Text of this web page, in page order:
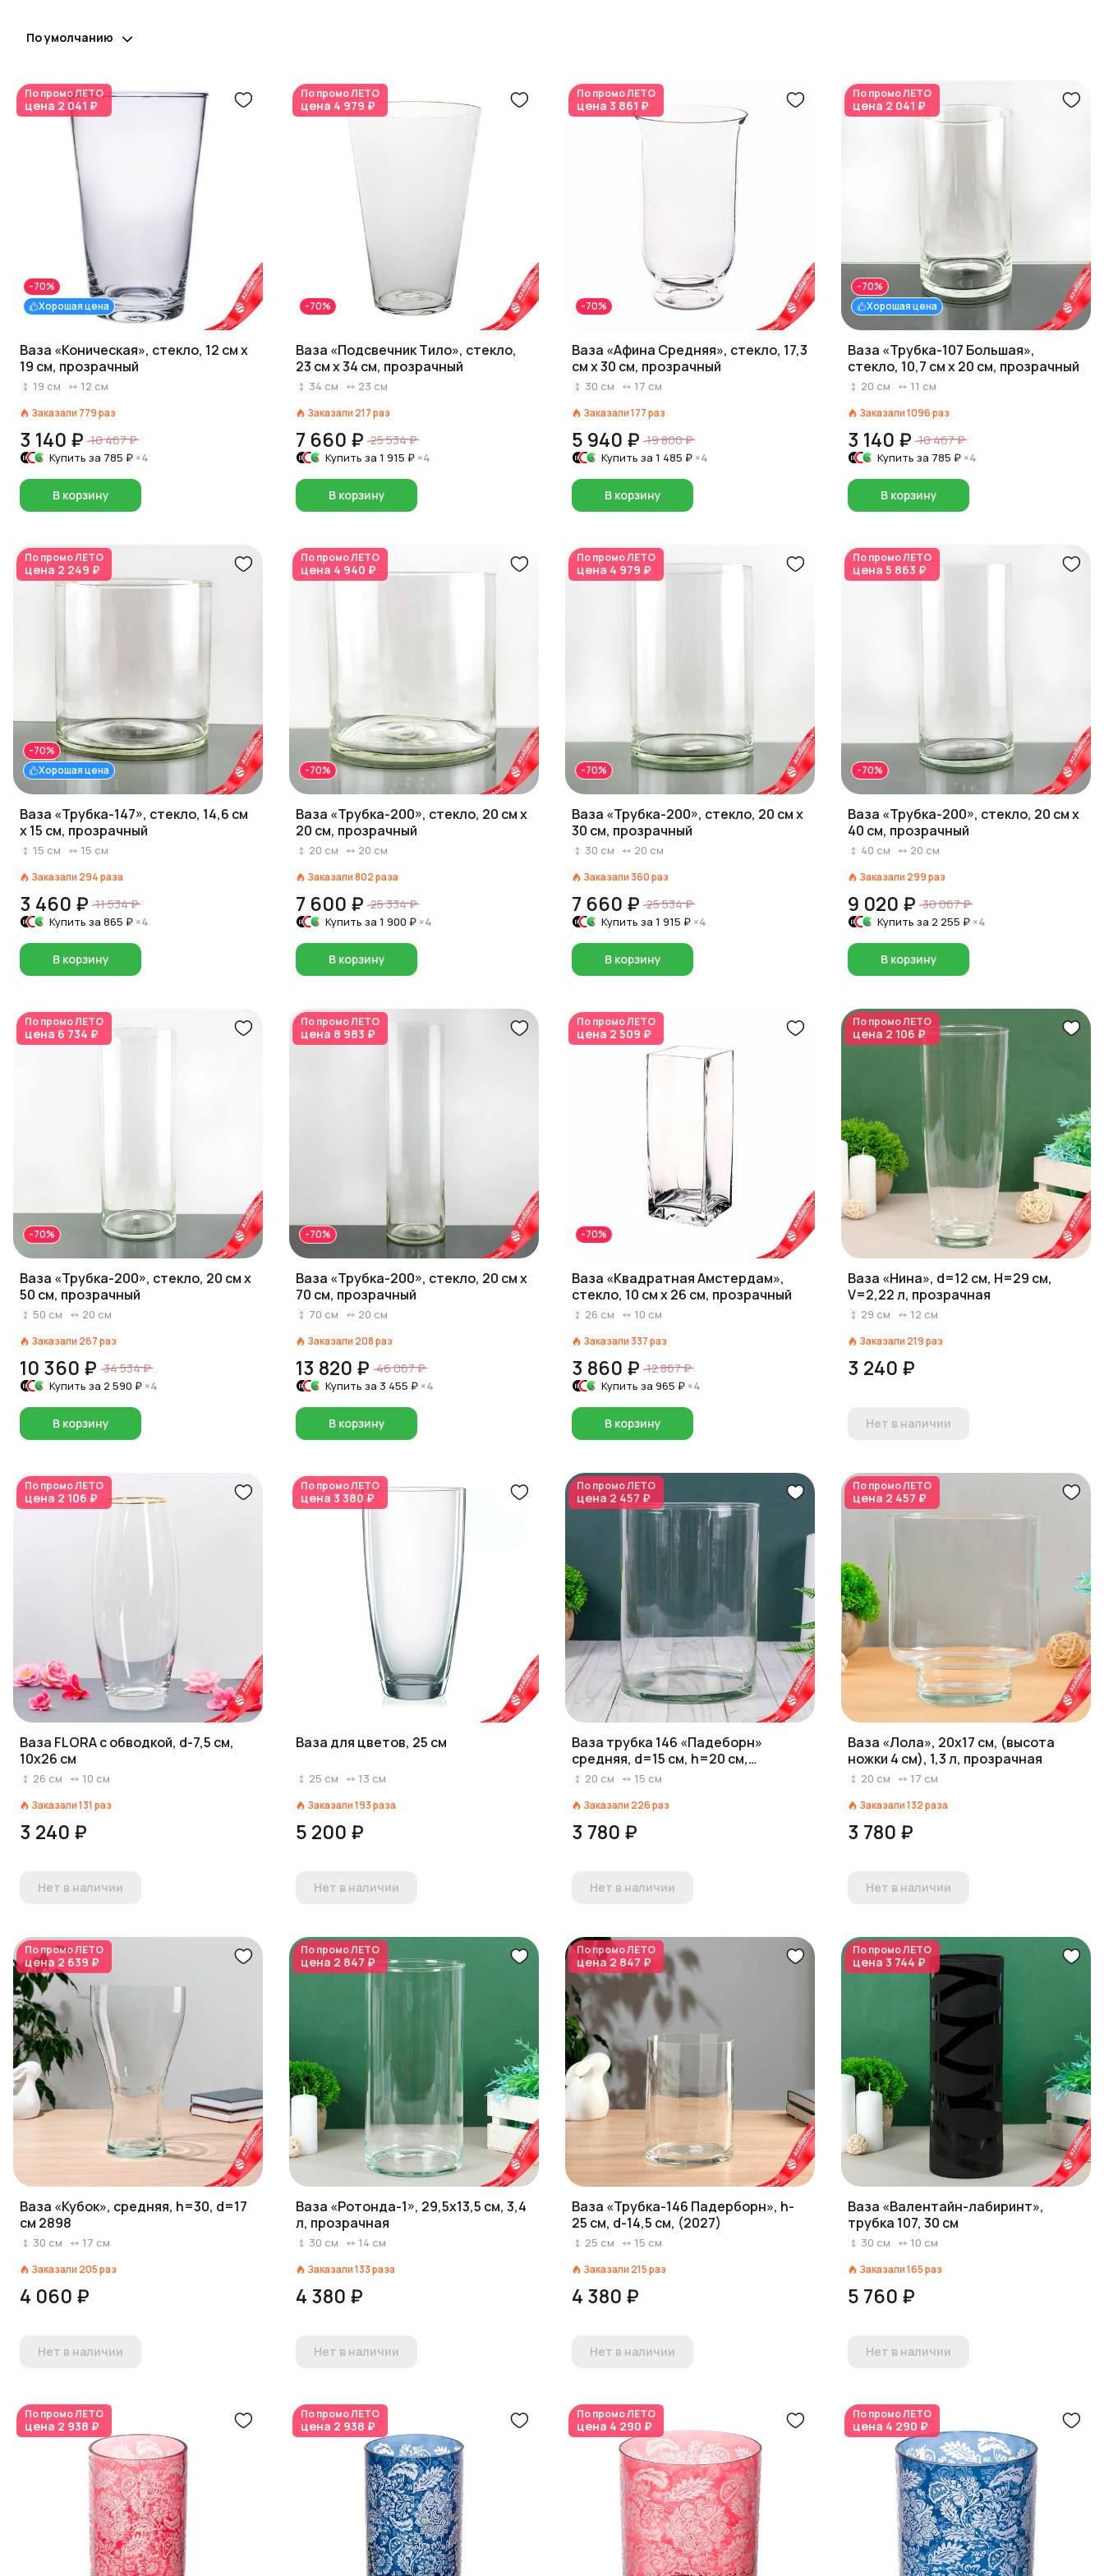
По умолчанию
По промоЛЕТО
цена 2 041 ₽
Хорошая цена
-70%
Ваза «Коническая», стекло, 12 см x
19 см, прозрачный
19 см 12 см
Заказали 779раз
3 140 ₽ 10 467 ₽
Купить за 785 ₽ ×4
В корзину
По промоЛЕТО
цена 4 979 ₽
-70%
Ваза «Подсвечник Тило», стекло,
23 см x 34 см, прозрачный
34 см 23 см
Заказали 217раз
7 660 ₽ 25 534 ₽
Купить за 1 915 ₽ ×4
В корзину
По промоЛЕТО
цена 3 861 ₽
-70%
Ваза «Афина Средняя», стекло, 17,3
см x 30 см, прозрачный
30 см 17 см
Заказали177раз
5 940 ₽ 19 800 ₽
Купить за 1 485 ₽ ×4
В корзину
По промоЛЕТО
цена 2 041 ₽
Хорошая цена
-70%
Ваза «Трубка-107 Большая»,
стекло, 10,7 см x 20 см, прозрачный
20 см 11 см
Заказали1096раз
3 140 ₽ 10 467 ₽
Купить за 785 ₽ ×4
В корзину
По промоЛЕТО
цена 2 249 ₽
Хорошая цена
-70%
Ваза «Трубка-147», стекло, 14,6 см
x 15 см, прозрачный
15 см 15 см
Заказали 294раза
3 460 ₽ 11 534 ₽
Купить за 865 ₽ ×4
В корзину
По промоЛЕТО
цена 4 940 ₽
-70%
Ваза «Трубка-200», стекло, 20 см x
20 см, прозрачный
20 см 20 см
Заказали802раза
7 600 ₽ 25 334 ₽
Купить за 1 900 ₽ ×4
В корзину
По промоЛЕТО
цена 4 979 ₽
-70%
Ваза «Трубка-200», стекло, 20 см x
30 см, прозрачный
30 см 20 см
Заказали 360раз
7 660 ₽ 25 534 ₽
Купить за 1 915 ₽ ×4
В корзину
По промоЛЕТО
цена 5 863 ₽
-70%
Ваза «Трубка-200», стекло, 20 см x
40 см, прозрачный
40 см 20 см
Заказали 299раз
9 020 ₽ 30 067 ₽
Купить за 2 255 ₽ ×4
В корзину
По промоЛЕТО
цена 6 734 ₽
-70%
Ваза «Трубка-200», стекло, 20 см x
50 см, прозрачный
50 см 20 см
Заказали 267раз
10 360 ₽ 34 534 ₽
Купить за 2 590 ₽ ×4
В корзину
По промоЛЕТО
цена 8 983 ₽
-70%
Ваза «Трубка-200», стекло, 20 см x
70 см, прозрачный
70 см 20 см
Заказали 208раз
13 820 ₽ 46 067 ₽
Купить за 3 455 ₽ ×4
В корзину
По промоЛЕТО
цена 2 509 ₽
-70%
Ваза «Квадратная Амстердам»,
стекло, 10 см x 26 см, прозрачный
26 см 10 см
Заказали 337раз
3 860 ₽ 12 867 ₽
Купить за 965 ₽ ×4
В корзину
По промоЛЕТО
цена 2 106 ₽
Ваза «Нина», d=12 см, H=29 см,
V=2,22 л, прозрачная
29 см 12 см
Заказали 219раз
3 240 ₽
Нет в наличии
По промоЛЕТО
цена 2 106 ₽
Ваза FLORA с обводкой, d-7,5 см,
10х26 см
26 см 10 см
Заказали131 раз
3 240 ₽
Нет в наличии
По промоЛЕТО
цена 3 380 ₽
Ваза для цветов, 25 см
25 см 13 см
Заказали193раза
5 200 ₽
Нет в наличии
По промоЛЕТО
цена 2 457 ₽
Ваза трубка 146 «Падеборн»
средняя, d=15 см, h=20 см,
прозрачная
20 см 15 см
Заказали 226раз
3 780 ₽
Нет в наличии
По промоЛЕТО
цена 2 457 ₽
Ваза «Лола», 20х17 см, (высота
ножки 4 см), 1,3 л, прозрачная
20 см 17 см
Заказали132раза
3 780 ₽
Нет в наличии
По промоЛЕТО
цена 2 639 ₽
Ваза «Кубок», средняя, h=30, d=17
см 2898
30 см 17 см
Заказали 205раз
4 060 ₽
Нет в наличии
По промоЛЕТО
цена 2 847 ₽
Ваза «Ротонда-1», 29,5х13,5 см, 3,4
л, прозрачная
30 см 14 см
Заказали133раза
4 380 ₽
Нет в наличии
По промоЛЕТО
цена 2 847 ₽
Ваза «Трубка-146 Падерборн», h-
25 см, d-14,5 см, (2027)
25 см 15 см
Заказали 215раз
4 380 ₽
Нет в наличии
По промоЛЕТО
цена 3 744 ₽
Ваза «Валентайн-лабиринт»,
трубка 107, 30 см
30 см 10 см
Заказали165раз
5 760 ₽
Нет в наличии
По промоЛЕТО
цена 2 938 ₽
По промоЛЕТО
цена 2 938 ₽
По промоЛЕТО
цена 4 290 ₽
По промоЛЕТО
цена 4 290 ₽